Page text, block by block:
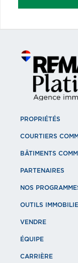
PROPRIÉTÉS
COURTIERS
BÂTIMENTS
PARTENAIRES
NOS
OUTILS
VENDRE
ÉQUIPE
CARRIÈRE